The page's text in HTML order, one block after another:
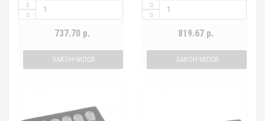
737.70 р.
ЗАКОНЧИЛСЯ
819.67 р.
ЗАКОНЧИЛСЯ